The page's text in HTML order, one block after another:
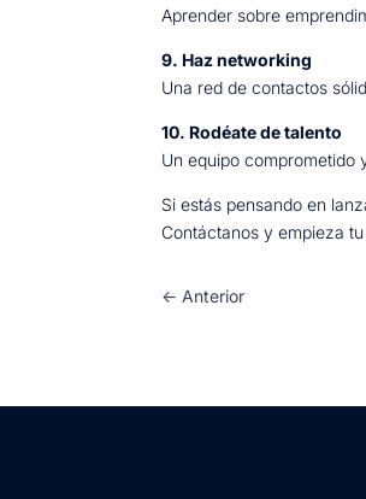
Aprender sobre
9. Haz networking
Una red de contactos
10. Rodéate de talento
Un equipo comprometido
Si estás pensando en
Contáctanos y empieza
← Anterior